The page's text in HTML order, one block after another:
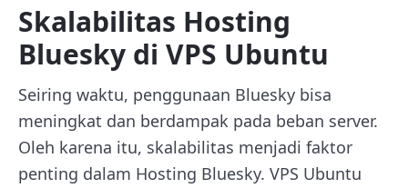
Skalabilitas Hosting
Bluesky di VPS Ubuntu
Seiring waktu, penggunaan Bluesky bisa
meningkat dan berdampak pada beban server.
Oleh karena itu, skalabilitas menjadi faktor
penting dalam Hosting Bluesky. VPS Ubuntu